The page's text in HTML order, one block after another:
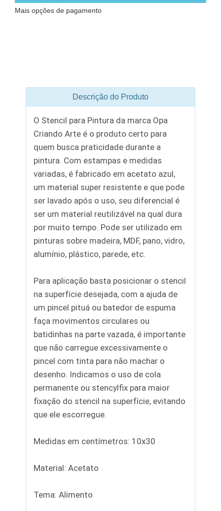
Mais opções de pagamento
Descrição do Produto
O Stencil para Pintura da marca Opa
Criando Arte é o produto certo para
quem busca praticidade durante a
pintura. Com estampas e medidas
variadas, é fabricado em acetato azul,
um material super resistente e que pode
ser lavado após o uso, seu diferencial é
ser um material reutilizável na qual dura
por muito tempo. Pode ser utilizado em
pinturas sobre madeira, MDF, pano, vidro,
alumínio, plástico, parede, etc.
Para aplicação basta posicionar o stencil
na superfície desejada, com a ajuda de
um pincel pituá ou batedor de espuma
faça movimentos circulares ou
batidinhas na parte vazada, é importante
que não carregue excessivamente o
pincel com tinta para não machar o
desenho. Indicamos o uso de cola
permanente ou stencylfix para maior
fixação do stencil na superfície, evitando
que ele escorregue.
Medidas em centímetros: 10x30
Material: Acetato
Tema: Alimento